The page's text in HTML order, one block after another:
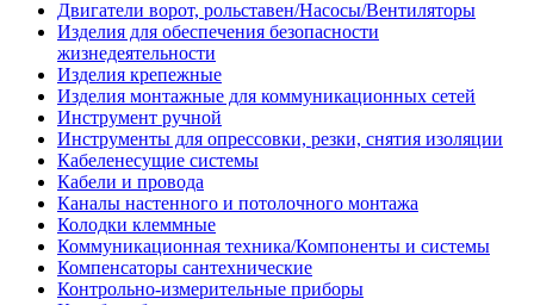
Двигатели ворот, рольставен/Насосы/Вентиляторы
Изделия для обеспечения безопасности
жизнедеятельности
Изделия крепежные
Изделия монтажные для коммуникационных сетей
Инструмент ручной
Инструменты для опрессовки, резки, снятия изоляции
Кабеленесущие системы
Кабели и провода
Каналы настенного и потолочного монтажа
Колодки клеммные
Коммуникационная техника/Компоненты и системы
Компенсаторы сантехнические
Контрольно-измерительные приборы